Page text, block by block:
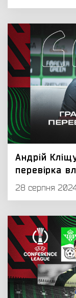
Андрій
перевірка
28 серпня